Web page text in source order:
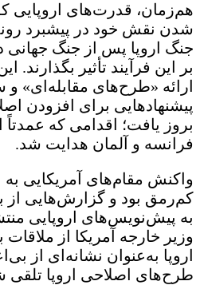
هم‌زمان، قدرت‌های اروپایی
شدن نقش خود در پیشبرد
جنگ اروپا پس از جنگ جهانی
بر این فرآیند تأثیر بگذارند.
ارائه «طرح‌های
پیشنهادهایی برای افزودن
بروز یافت؛ اقدامی که
فرانسه و آلمان هدایت شد.
واکنش مقام‌های آمریکایی
کم‌رمق بود و گزارش‌هایی از
به پیش‌نویس‌های اروپایی
وزیر خارجه آمریکا از ملاقات
اروپا به‌عنوان نشانه‌ای از
طرح‌های اصلاحی اروپا تلقی